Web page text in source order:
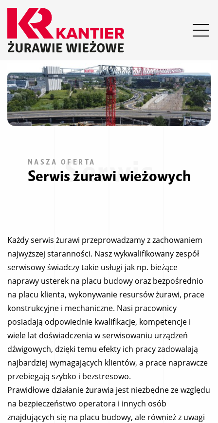
NASZA OFERTA
Serwis żurawi wieżowych
Serwis
Każdy serwis żurawi przeprowadzamy z zachowaniem
najwyższej staranności. Nasz wykwalifikowany zespół
serwisowy świadczy takie usługi jak np. bieżące
naprawy usterek na placu budowy oraz bezpośrednio
na placu klienta, wykonywanie resursów żurawi, prace
konstrukcyjne i mechaniczne. Nasi pracownicy
posiadają odpowiednie kwalifikacje, kompetencje i
wiele lat doświadczenia w serwisowaniu urządzeń
dźwigowych, dzięki temu efekty ich pracy zadowalają
najbardziej wymagających klientów, a prace naprawcze
przebiegają szybko i bezstresowo.
Prawidłowe działanie żurawia jest niezbędne ze względu
na bezpieczeństwo operatora i innych osób
znajdujących się na placu budowy, ale również z uwagi